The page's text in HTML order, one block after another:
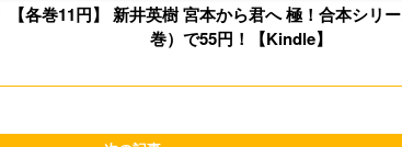
n
【各巻11円】 新井英樹 宮本から君へ 極！合本シリ
巻）で55円！【Kindle】